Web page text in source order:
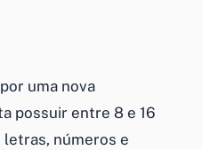
uma nova
possuir entre 8 e 16
números e